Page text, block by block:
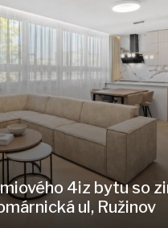
4iz bytu so
ul, Ružinov